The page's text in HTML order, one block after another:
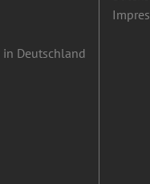
Deutschland